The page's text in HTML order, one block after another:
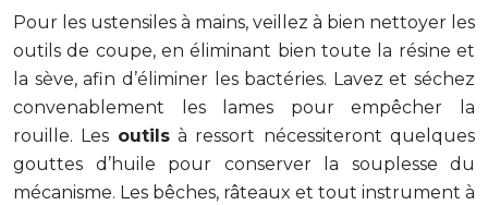
Pour les ustensiles à mains, veillez à bien nettoyer les
outils de coupe, en éliminant bien toute la résine et
la sève, afin d’éliminer les bactéries. Lavez et séchez
convenablement les lames pour empêcher la
rouille. Les outilsà ressort nécessiteront quelques
gouttes d’huile pour conserver la souplesse du
mécanisme. Les bêches, râteaux et tout instrument à